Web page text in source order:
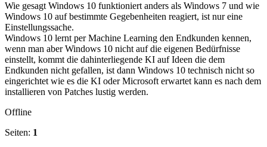
Wie gesagt Windows 10 funktioniert anders als Windows 7 und wie
Windows 10 auf bestimmte Gegebenheiten reagiert, ist nur eine
Einstellungssache.
Windows 10 lernt per Machine Learning den Endkunden kennen,
wenn man aber Windows 10 nicht auf die eigenen Bedürfnisse
einstellt, kommt die dahinterliegende KI auf Ideen die dem
Endkunden nicht gefallen, ist dann Windows 10 technisch nicht so
eingerichtet wie es die KI oder Microsoft erwartet kann es nach dem
installieren von Patches lustig werden.
Offline
Seiten: 1